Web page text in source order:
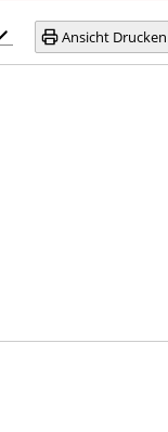
Ansicht Drucken